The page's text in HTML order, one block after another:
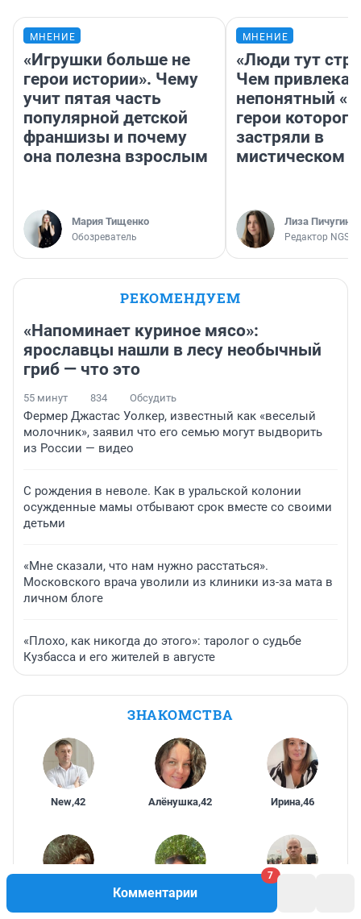
Комментарии
7
МНЕНИЕ
«Игрушки больше не
герои истории». Чему
учит пятая часть
популярной детской
франшизы и почему
она полезна взрослым
Мария Тищенко
Обозреватель
МНЕНИЕ
«Люди тут
Чем
непонятный
герои которого
застряли в
мистическом
Лиза Пичугина
Редактор
РЕКОМЕНДУЕМ
«Напоминает куриное мясо»:
ярославцы нашли в лесу необычный
гриб — что это
55 минут 834 Обсудить
Фермер Джастас Уолкер, известный как «веселый
молочник», заявил что его семью могут выдворить
из России — видео
С рождения в неволе. Как в уральской колонии
осужденные мамы отбывают срок вместе со своими
детьми
«Мне сказали, что нам нужно расстаться».
Московского врача уволили из клиники из-за мата в
личном блоге
«Плохо, как никогда до этого»: таролог о судьбе
Кузбасса и его жителей в августе
ЗНАКОМСТВА
New,42 Алёнушка,42 Ирина,46
ХуЛиГаНкА
43